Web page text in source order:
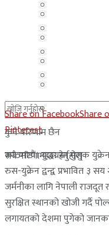
कुनै परिणाम छैन
सबै परिणामहरू हेर्नुहोस्
साउदी अरब
Share on FacebookShare
Pinterest
काठमाडाैं। युद्धग्रस्त मुलुक
रुस-युक्रेन द्वन्द्व प्रभावित ३
जर्मनीका लागि नेपाली
सुरक्षित स्थानको खोजी गर्दै
लगायतको देशमा पुगेको